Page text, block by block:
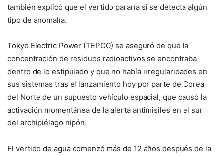
también explicó que el vertido pararía si se detecta algún
tipo de anomalía.
Tokyo Electric Power (TEPCO) se aseguró de que la
concentración de residuos radioactivos se encontraba
dentro de lo estipulado y que no había irregularidades en
sus sistemas tras el lanzamiento hoy por parte de Corea
del Norte de un supuesto vehículo espacial, que causó la
activación momentánea de la alerta antimisiles en el sur
del archipiélago nipón.
El vertido de agua comenzó más de 12 años después de la